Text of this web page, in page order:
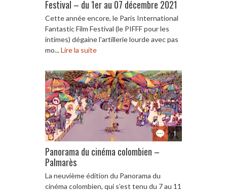
Festival – du 1er au 07 décembre 2021
Cette année encore, le Paris International
Fantastic Film Festival (le PIFFF pour les
intimes) dégaine l’artillerie lourde avec pas
mo...Lire la suite
1
Panorama du cinéma colombien –
Palmarès
La neuvième édition du Panorama du
cinéma colombien, qui s’est tenu du 7 au 11